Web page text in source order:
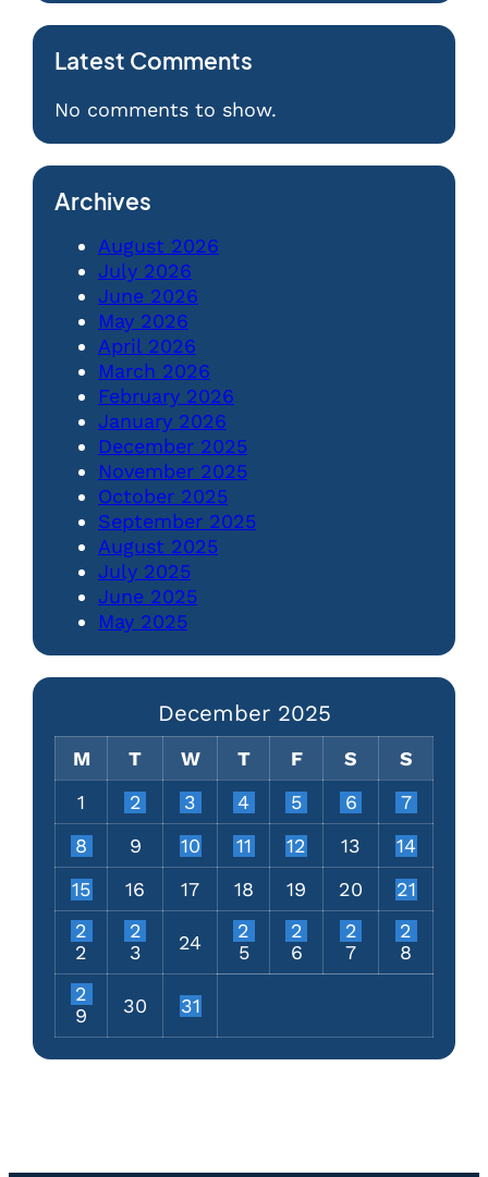
Latest Comments
No comments to show.
Archives
August 2026
July 2026
June 2026
May 2026
April 2026
March 2026
February 2026
January 2026
December 2025
November 2025
October 2025
September 2025
August 2025
July 2025
June 2025
May 2025
December 2025
M T W T F S
S
1
2 3 4 5 6
7
8
9 10 11 12 13
14
15
16 17 18 19 20
21
2
2
2
3
24
2
5
2
6
2
7
2
8
2
9
30 31